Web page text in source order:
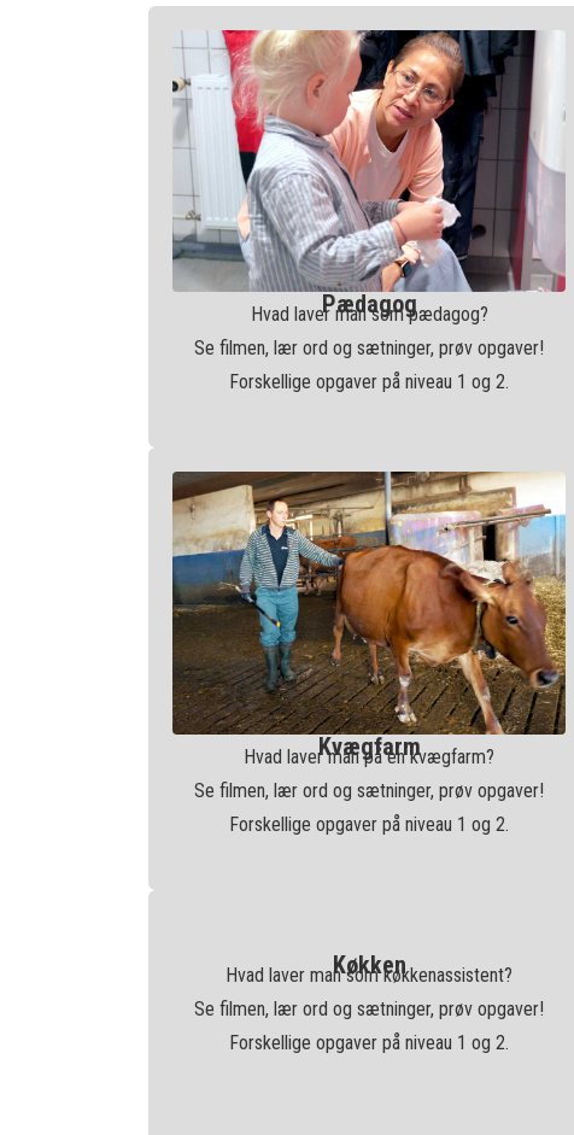
Pædagog
Hvad laver man som pædagog?
Se filmen, lær ord og sætninger, prøv opgaver!
Forskellige opgaver på niveau 1 og 2.
Kvægfarm
Hvad laver man på en kvægfarm?
Se filmen, lær ord og sætninger, prøv opgaver!
Forskellige opgaver på niveau 1 og 2.
Køkken
Hvad laver man som køkkenassistent?
Se filmen, lær ord og sætninger, prøv opgaver!
Forskellige opgaver på niveau 1 og 2.